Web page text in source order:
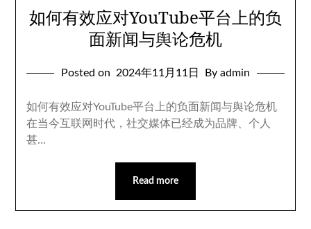
如何有效应对YouTube平台上的负
面新闻与舆论危机
Posted on 2024年11月11日 By admin
如何有效应对YouTube平台上的负面新闻与舆论危机
在当今互联网时代，社交媒体已经成为品牌、个人
甚…
Read more